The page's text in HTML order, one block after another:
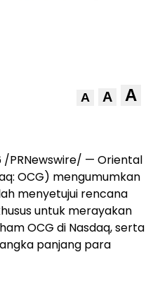
A A A
/PRNewswire/ — Oriental
OCG) mengumumkan
menyetujui rencana
untuk merayakan
OCG di Nasdaq, serta
panjang para